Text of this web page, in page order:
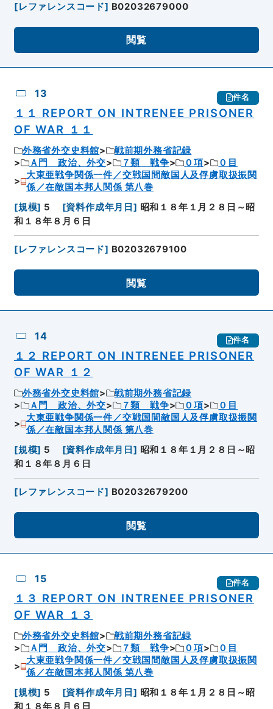
[レファレンスコード] B02032679000
閲覧
13 件名
１１ REPORT ON INTRENEE PRISONER
OF WAR １１
外務省外交史料館
戦前期外務省記録
Ａ門 政治、外交
７類 戦争 ０項
０目
大東亜戦争関係一件／交戦国間敵国人及俘虜取扱振関
係／在敵国本邦人関係 第八巻
[規模] 5 [資料作成年月日] 昭和１８年１月２８日～昭
和１８年８月６日
[レファレンスコード] B02032679100
閲覧
14 件名
１２ REPORT ON INTRENEE PRISONER
OF WAR １２
外務省外交史料館
戦前期外務省記録
Ａ門 政治、外交
７類 戦争 ０項
０目
大東亜戦争関係一件／交戦国間敵国人及俘虜取扱振関
係／在敵国本邦人関係 第八巻
[規模] 5 [資料作成年月日] 昭和１８年１月２８日～昭
和１８年８月６日
[レファレンスコード] B02032679200
閲覧
15 件名
１３ REPORT ON INTRENEE PRISONER
OF WAR １３
外務省外交史料館
戦前期外務省記録
Ａ門 政治、外交
７類 戦争 ０項
０目
大東亜戦争関係一件／交戦国間敵国人及俘虜取扱振関
係／在敵国本邦人関係 第八巻
[規模] 5 [資料作成年月日] 昭和１８年１月２８日～昭
和１８年８月６日